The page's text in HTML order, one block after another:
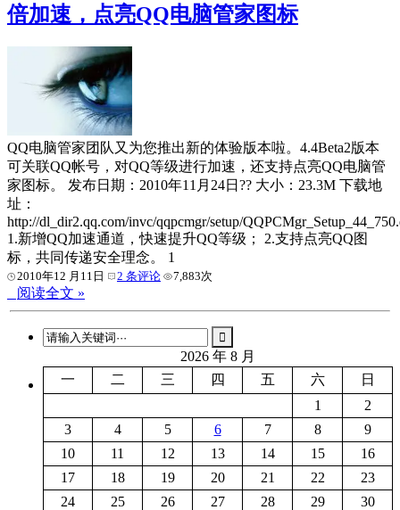
倍加速，点亮QQ电脑管家图标
QQ电脑管家团队又为您推出新的体验版本啦。4.4Beta2版本
可关联QQ帐号，对QQ等级进行加速，还支持点亮QQ电脑管
家图标。 发布日期：2010年11月24日?? 大小：23.3M 下载地
址：
http://dl_dir2.qq.com/invc/qqpcmgr/setup/
1.新增QQ加速通道，快速提升QQ等级； 2.支持点亮QQ图
标，共同传递安全理念。 1
2010年12 月11日 2 条评论 7,883次
阅读全文 »
2026 年 8 月
一
二 三 四 五 六
日
1
2
3
4 5 6 7 8
9
10
11 12 13 14 15
16
17
18 19 20 21 22
23
24
25 26 27 28 29
30